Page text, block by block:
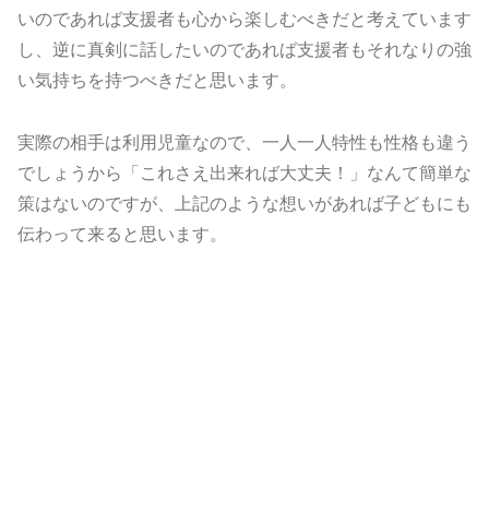
いのであれば支援者も心から楽しむべきだと考えています
し、逆に真剣に話したいのであれば支援者もそれなりの強
い気持ちを持つべきだと思います。
実際の相手は利用児童なので、一人一人特性も性格も違う
でしょうから「これさえ出来れば大丈夫！」なんて簡単な
策はないのですが、上記のような想いがあれば子どもにも
伝わって来ると思います。